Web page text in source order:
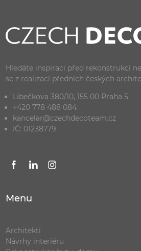
Hledáte inspiraci před rekonstrukcí
se z realizací předních českých
Libečkova 380/10, 155 00 Praha 5
+420 778 488 084
kancelar@czechdecoteam.cz
IČ: 01238779
Menu
Architekti
Návrhy interiéru